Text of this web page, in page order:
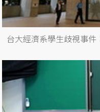
台大經濟系學生歧視事